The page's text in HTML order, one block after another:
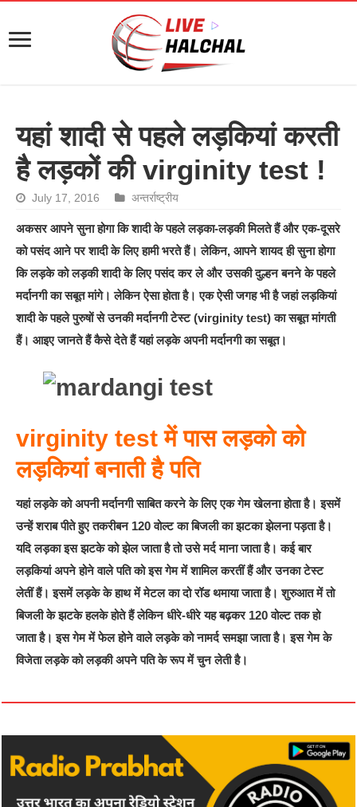
यहां शादी से पहले लड़कियां करती
है लड़कों की virginity test !
July 17, 2016 अन्तर्राष्ट्रीय
अकसर आपने सुना होगा कि शादी के पहले लड़का-लड़की मिलते हैं और एक-दूसरे
को पसंद आने पर शादी के लिए हामी भरते हैं। लेकिन, आपने शायद ही सुना होगा
कि लड़के को लड़की शादी के लिए पसंद कर ले और उसकी दुल्हन बनने के पहले
मर्दानगी का सबूत मांगे।लेकिन ऐसा होता है। एक ऐसी जगह भी है जहां लड़कियां
शादी के पहले पुरुषों से उनकी मर्दानगी टेस्ट (virginity test)का सबूत मांगती
हैं। आइए जानते हैं कैसे देते हैं यहां लड़के अपनी मर्दानगी का सबूत।
virginity test में पास लड़को को
लड़कियां बनाती है पति
यहां लड़के को अपनी मर्दानगी साबित करने के लिए एक गेम खेलना होता है। इसमें
उन्हें शराब पीते हुए तकरीबन 120 वोल्ट का बिजली का झटका झेलना पड़ता है।
यदि लड़का इस झटके को झेल जाता है तो उसे मर्द माना जाता है।कई बार
लड़कियां अपने होने वाले पति को इस गेम में शामिल करतीं हैं और उनका टेस्ट
लेतीं हैं। इसमें लड़के के हाथ में मेटल का दो रॉड थमाया जाता है। शुरुआत में तो
बिजली के झटके हलके होते हैं लेकिन धीरे-धीरे यह बढ़कर 120 वोल्ट तक हो
जाता है। इस गेम में फेल होने वाले लड़के को नामर्द समझा जाता है।इस गेम के
विजेता लड़के को लड़की अपने पति के रूप में चुन लेती है।